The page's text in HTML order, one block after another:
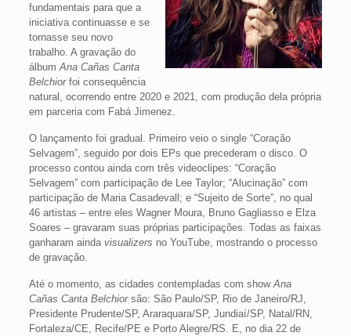
fundamentais para que a
iniciativa continuasse e se
tornasse seu novo
trabalho. A gravação do
álbum Ana Cañas Canta
Belchior foi consequência
natural, ocorrendo entre 2020 e 2021, com produção dela própria
em parceria com Fabá Jimenez.
O lançamento foi gradual. Primeiro veio o single “Coração
Selvagem”, seguido por dois EPs que precederam o disco. O
processo contou ainda com três videoclipes: “Coração
Selvagem” com participação de Lee Taylor; “Alucinação” com
participação de Maria Casadevall; e “Sujeito de Sorte”, no qual
46 artistas – entre eles Wagner Moura, Bruno Gagliasso e Elza
Soares – gravaram suas próprias participações. Todas as faixas
ganharam ainda visualizers no YouTube, mostrando o processo
de gravação.
Até o momento, as cidades contempladas com show Ana
Cañas Canta Belchior são: São Paulo/SP, Rio de Janeiro/RJ,
Presidente Prudente/SP, Araraquara/SP, Jundiaí/SP, Natal/RN,
Fortaleza/CE, Recife/PE e Porto Alegre/RS. E, no dia 22 de